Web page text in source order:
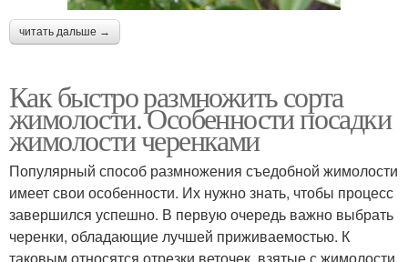
читать дальше →
Как быстро размножить сорта
жимолости. Особенности посадки
жимолости черенками
Популярный способ размножения съедобной жимолости
имеет свои особенности. Их нужно знать, чтобы процесс
завершился успешно. В первую очередь важно выбрать
черенки, обладающие лучшей приживаемостью. К
таковым относятся отрезки веточек, взятые с жимолости